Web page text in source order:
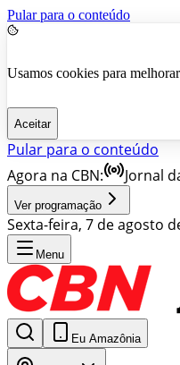
Pular para o conteúdo
Usamos cookies para
Aceitar
Pular para o conteúdo
Agora na CBN:
Jornal
Ver programação
Sexta-feira, 7 de agosto
Menu
Eu Amazônia